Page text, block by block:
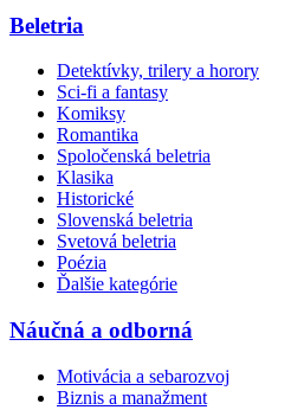
Beletria
Detektívky, trilery a horory
Sci-fi a fantasy
Komiksy
Romantika
Spoločenská beletria
Klasika
Historické
Slovenská beletria
Svetová beletria
Poézia
Ďalšie kategórie
Náučná a odborná
Motivácia a sebarozvoj
Biznis a manažment